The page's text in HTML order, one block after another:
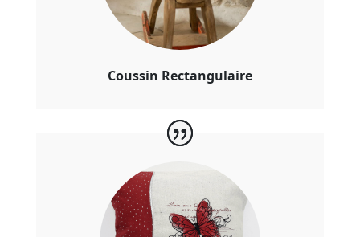
Coussin Rectangulaire